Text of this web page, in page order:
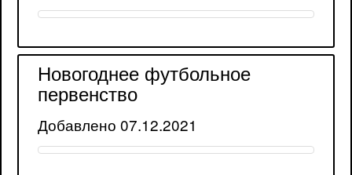
Новогоднее футбольное
первенство
Добавлено 07.12.2021